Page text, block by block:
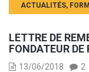
ACTUALITÉS,
LETTRE DE
FONDATEUR DE
13/06/2018 2